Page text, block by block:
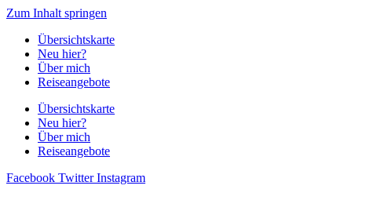
Zum Inhalt springen
Übersichtskarte
Neu hier?
Über mich
Reiseangebote
Übersichtskarte
Neu hier?
Über mich
Reiseangebote
Facebook Twitter Instagram